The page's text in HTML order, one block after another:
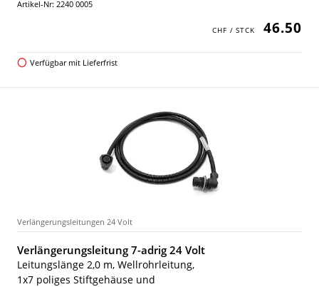
Artikel-Nr: 2240 0005
46.50
Verfügbar mit Lieferfrist
Verlängerungsleitungen 24 Volt
Verlängerungsleitung 7-adrig 24 Volt
Leitungslänge 2,0 m, Wellrohrleitung,
1x7 poliges Stiftgehäuse und